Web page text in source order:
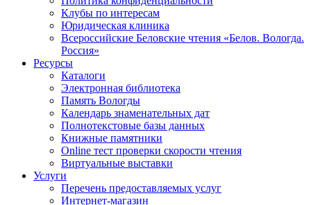
Клубы по интересам
Юридическая клиника
Всероссийские Беловские чтения «Белов. Вологда.
Россия»
Ресурсы
Каталоги
Электронная библиотека
Память Вологды
Календарь знаменательных дат
Полнотекстовые базы данных
Книжные памятники
Online тест проверки скорости чтения
Виртуальные выставки
Услуги
Перечень предоставляемых услуг
Интернет-магазин